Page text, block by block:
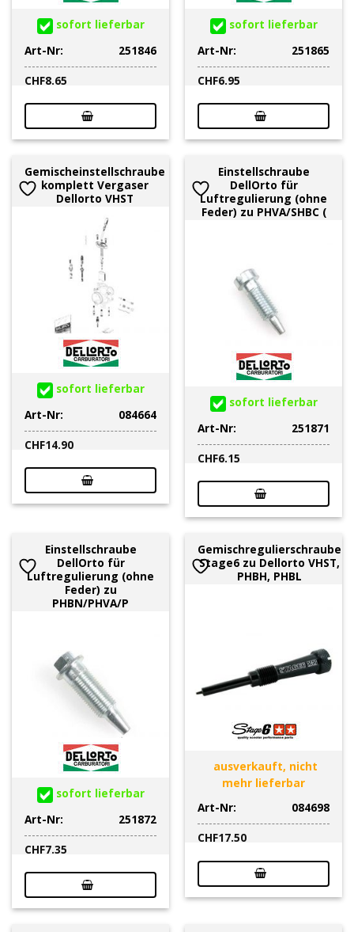
sofort lieferbar
Art-Nr:
251846
CHF8.65
sofort lieferbar
Art-Nr:
251865
CHF6.95
Gemischeinstellschraube
komplett Vergaser
Dellorto VHST
sofort lieferbar
Art-Nr:
084664
CHF14.90
Einstellschraube
DellOrto für
Luftregulierung (ohne
Feder) zu PHVA/SHBC (
sofort lieferbar
Art-Nr:
251871
CHF6.15
Einstellschraube
DellOrto für
Luftregulierung (ohne
Feder) zu
PHBN/PHVA/P
sofort lieferbar
Art-Nr:
251872
CHF7.35
Gemischregulierschraube
Stage6 zu Dellorto VHST,
PHBH, PHBL
ausverkauft, nicht
mehr lieferbar
Art-Nr:
084698
CHF17.50